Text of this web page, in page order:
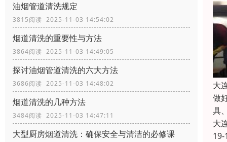
油烟管道清洗规定
3815阅读 2025-11-03 14:54:02
烟道清洗的重要性与方法
3864阅读 2025-11-03 14:49:05
探讨油烟管道清洗的六大方法
3686阅读 2025-11-03 14:48:02
烟道清洗的几种方法
3484阅读 2025-11-03 14:47:11
大型厨房烟道清洗：确保安全与清洁的必修课
大
做
具
大
19-